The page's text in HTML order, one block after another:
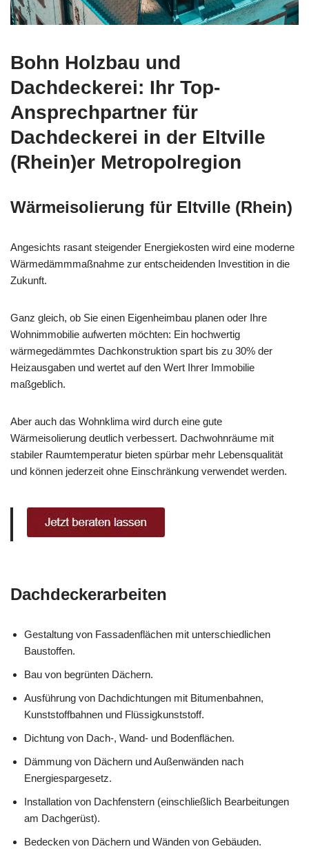
Bohn Holzbau und
Dachdeckerei: Ihr Top-
Ansprechpartner für
Dachdeckerei in der Eltville
(Rhein)er Metropolregion
Wärmeisolierung für Eltville (Rhein)
Angesichts rasant steigender Energiekosten wird eine moderne
Wärmedämmmaßnahme zur entscheidenden Investition in die
Zukunft.
Ganz gleich, ob Sie einen Eigenheimbau planen oder Ihre
Wohnimmobilie aufwerten möchten: Ein hochwertig
wärmegedämmtes Dachkonstruktion spart bis zu 30% der
Heizausgaben und wertet auf den Wert Ihrer Immobilie
maßgeblich.
Aber auch das Wohnklima wird durch eine gute
Wärmeisolierung deutlich verbessert. Dachwohnräume mit
stabiler Raumtemperatur bieten spürbar mehr Lebensqualität
und können jederzeit ohne Einschränkung verwendet werden.
Dachdeckerarbeiten
Gestaltung von Fassadenflächen mit unterschiedlichen
Baustoffen.
Bau von begrünten Dächern.
Ausführung von Dachdichtungen mit Bitumenbahnen,
Kunststoffbahnen und Flüssigkunststoff.
Dichtung von Dach-, Wand- und Bodenflächen.
Dämmung von Dächern und Außenwänden nach
Energiespargesetz.
Installation von Dachfenstern (einschließlich Bearbeitungen
am Dachgerüst).
Bedecken von Dächern und Wänden von Gebäuden.